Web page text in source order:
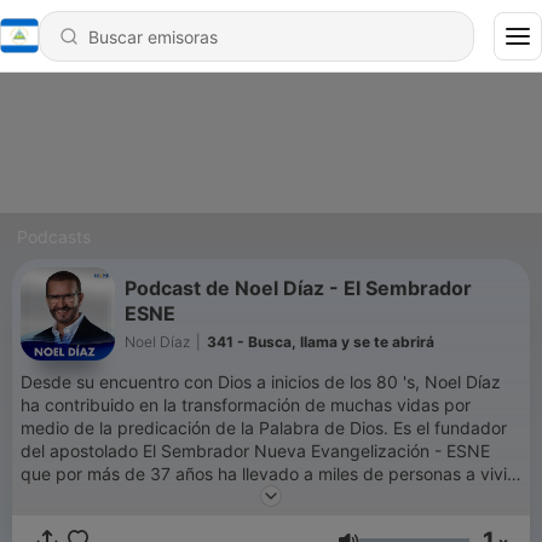
Podcast de Noel Díaz - El Sembrador
ESNE
Noel Díaz 341 - Busca, llama y se te abrirá
Desde su encuentro con Dios a inicios de los 80 's, Noel Díaz
ha contribuido en la transformación de muchas vidas por
medio de la predicación de la Palabra de Dios. Es el fundador
del apostolado El Sembrador Nueva Evangelización - ESNE
que por más de 37 años ha llevado a miles de personas a vivir
un encuentro con Dios a través de los medios de comunicación